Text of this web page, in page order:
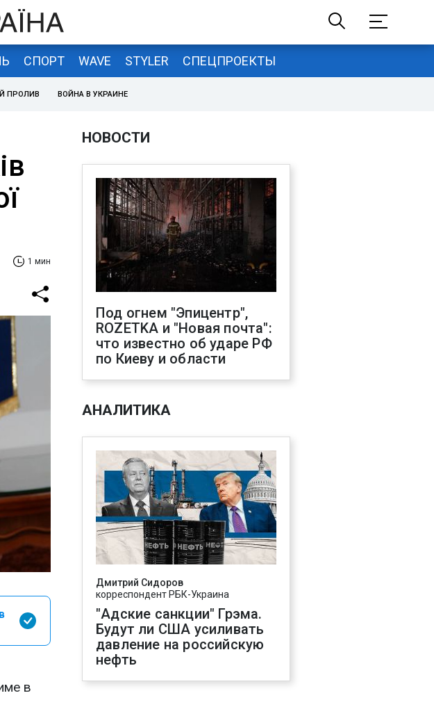
СПОРТ WAVE STYLER СПЕЦПРОЕКТЫ
ПРОЛИВ ВОЙНА В УКРАИНЕ
1 мин
в
НОВОСТИ
Под огнем "Эпицентр",
ROZETKA и "Новая почта":
что известно об ударе РФ
по Киеву и области
АНАЛИТИКА
Дмитрий Сидоров
корреспондент РБК-Украина
"Адские санкции" Грэма.
Будут ли США усиливать
давление на российскую
нефть